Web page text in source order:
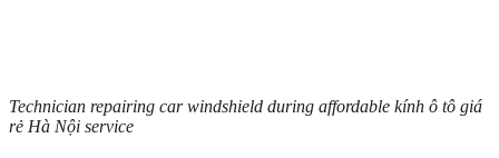
Technician repairing car windshield during affordable kính ô tô giá
rẻ Hà Nội service